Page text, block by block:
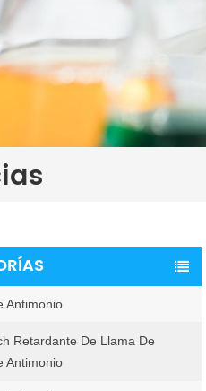
Antimonio
Retardante De Llama De
Antimonio